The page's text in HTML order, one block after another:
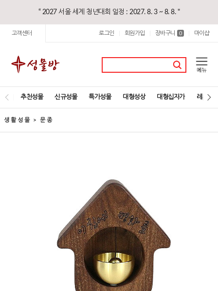
“ 2027 서울 세계 청년대회 일정 : 2027. 8. 3 ~ 8. 8. "
고객센터 로그인 회원가입 장바구니 0 마이샵
추천성물 신규성물 특가성물 대형성상 대형십자가 레지오
생 활 성 물 문 종